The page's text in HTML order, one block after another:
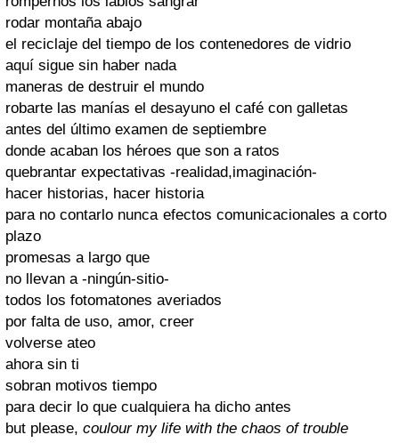
rodar montaña abajo
el reciclaje del tiempo de los contenedores de vidrio
aquí sigue sin haber nada
maneras de destruir el mundo
robarte las manías el desayuno el café con galletas
antes del último examen de septiembre
donde acaban los héroes que son a ratos
quebrantar expectativas -realidad,imaginación-
hacer historias, hacer historia
para no contarlo nunca efectos comunicacionales a corto
plazo
promesas a largo que
no llevan a -ningún-sitio-
todos los fotomatones averiados
por falta de uso, amor, creer
volverse ateo
ahora sin ti
sobran motivos tiempo
para decir lo que cualquiera ha dicho antes
but please, coulour my life with the chaos of trouble